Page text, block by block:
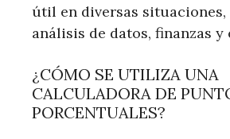
útil en diversas situaciones,
análisis de datos, finanzas y
¿CÓMO SE UTILIZA UNA
CALCULADORA DE
PORCENTUALES?